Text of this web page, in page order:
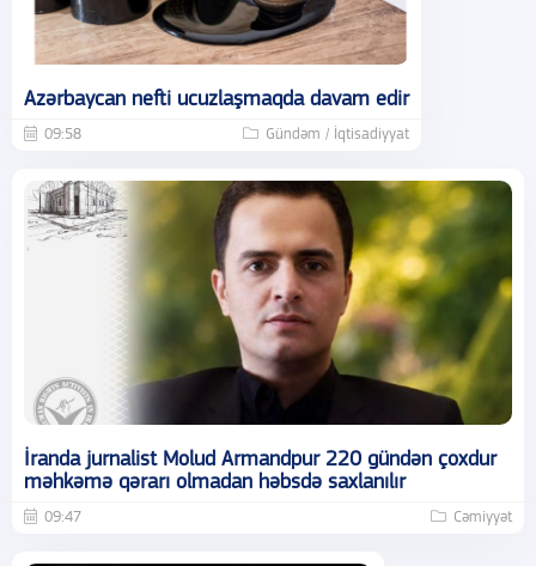
Azərbaycan nefti ucuzlaşmaqda davam edir
09:58 Gündəm / İqtisadiyyat
İranda jurnalist Molud Armandpur 220 gündən çoxdur
məhkəmə qərarı olmadan həbsdə saxlanılır
09:47 Cəmiyyət